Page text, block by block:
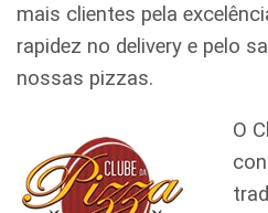
mais clientes pela
rapidez no delivery e pelo
nossas pizzas.
O